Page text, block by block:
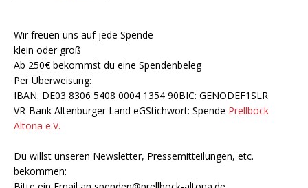
Wir freuen uns auf jede Spende
klein oder groß
Ab 250€ bekommst du eine Spendenbeleg
Per Überweisung:
IBAN: DE03 8306 5408 0004 1354 90BIC: GENODEF1SLR
VR-Bank Altenburger Land eGStichwort: Spende Prellbock
Altona e.V.
Du willst unseren Newsletter, Pressemitteilungen, etc.
bekommen: